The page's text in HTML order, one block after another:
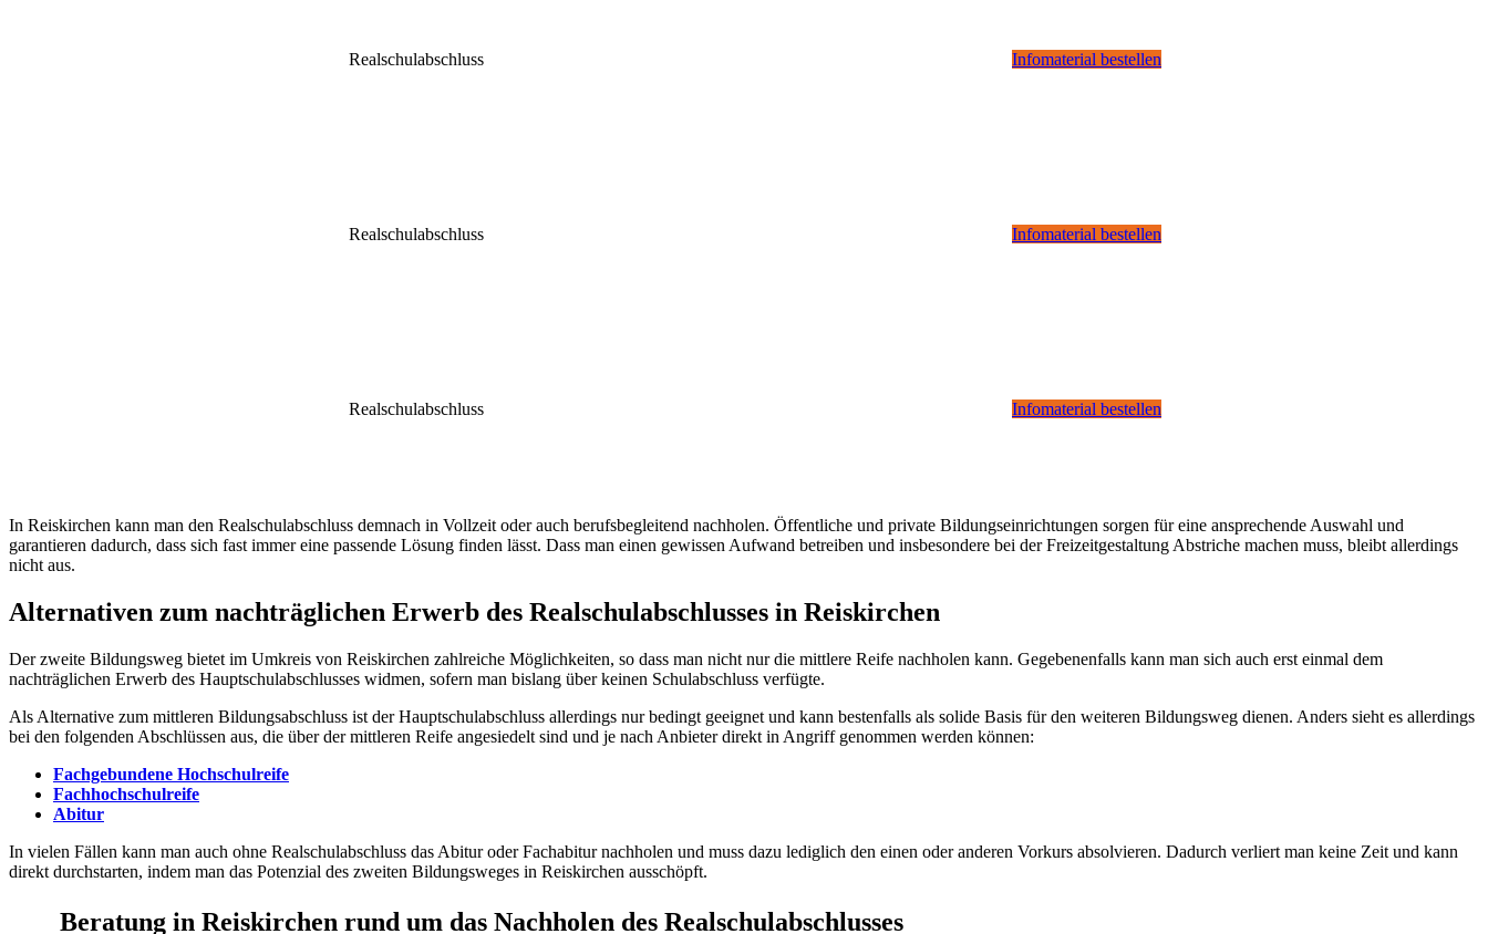
Realschulabschluss Infomaterial bestellen
Realschulabschluss Infomaterial bestellen
Realschulabschluss Infomaterial bestellen
In Reiskirchen kann man den Realschulabschluss demnach in Vollzeit oder auch berufsbegleitend nachholen. Öffentliche und private Bildungseinrichtungen sorgen für eine ansprechende Auswahl und
garantieren dadurch, dass sich fast immer eine passende Lösung finden lässt. Dass man einen gewissen Aufwand betreiben und insbesondere bei der Freizeitgestaltung Abstriche machen muss, bleibt allerdings
nicht aus.
Alternativen zum nachträglichen Erwerb des Realschulabschlusses in Reiskirchen
Der zweite Bildungsweg bietet im Umkreis von Reiskirchen zahlreiche Möglichkeiten, so dass man nicht nur die mittlere Reife nachholen kann. Gegebenenfalls kann man sich auch erst einmal dem
nachträglichen Erwerb des Hauptschulabschlusses widmen, sofern man bislang über keinen Schulabschluss verfügte.
Als Alternative zum mittleren Bildungsabschluss ist der Hauptschulabschluss allerdings nur bedingt geeignet und kann bestenfalls als solide Basis für den weiteren Bildungsweg dienen. Anders sieht es allerdings
bei den folgenden Abschlüssen aus, die über der mittleren Reife angesiedelt sind und je nach Anbieter direkt in Angriff genommen werden können:
Fachgebundene Hochschulreife
Fachhochschulreife
Abitur
In vielen Fällen kann man auch ohne Realschulabschluss das Abitur oder Fachabitur nachholen und muss dazu lediglich den einen oder anderen Vorkurs absolvieren. Dadurch verliert man keine Zeit und kann
direkt durchstarten, indem man das Potenzial des zweiten Bildungsweges in Reiskirchen ausschöpft.
Beratung in Reiskirchen rund um das Nachholen des Realschulabschlusses